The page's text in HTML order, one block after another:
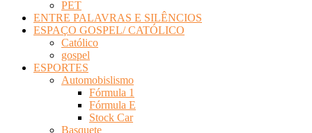
PET
ENTRE PALAVRAS E SILÊNCIOS
ESPAÇO GOSPEL/ CATÓLICO
Católico
gospel
ESPORTES
Automobislismo
Fórmula 1
Fórmula E
Stock Car
Basquete